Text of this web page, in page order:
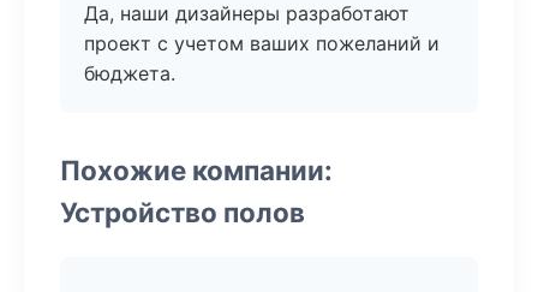
Да, наши дизайнеры разработают
проект с учетом ваших пожеланий и
бюджета.
Похожие компании:
Устройство полов